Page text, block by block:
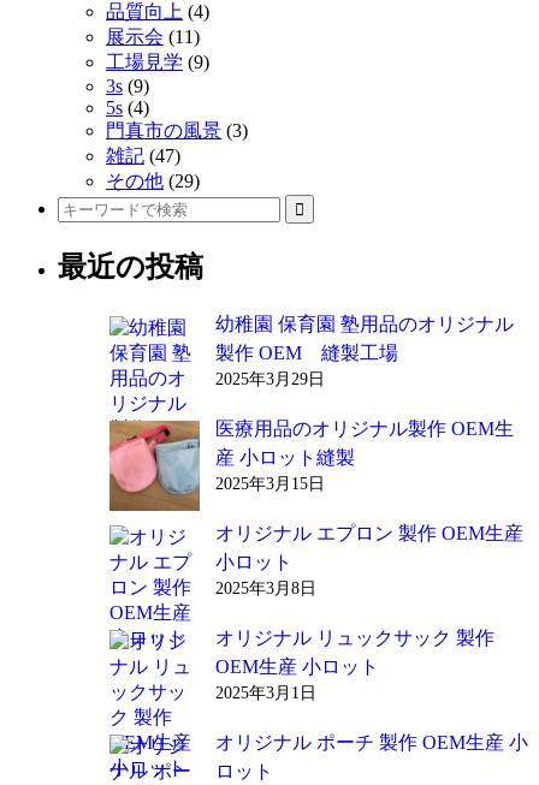
品質向上 (4)
展示会 (11)
工場見学 (9)
3s (9)
5s (4)
門真市の風景 (3)
雑記 (47)
その他 (29)
最近の投稿
幼稚園 保育園 塾用品のオリジナル
製作 OEM 縫製工場
2025年3月29日
医療用品のオリジナル製作 OEM生
産 小ロット縫製
2025年3月15日
オリジナル エプロン 製作 OEM生産
小ロット
2025年3月8日
オリジナル リュックサック 製作
OEM生産 小ロット
2025年3月1日
オリジナル ポーチ 製作 OEM生産 小
ロット